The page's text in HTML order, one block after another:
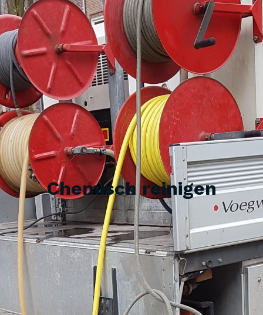
Chemisch reinigen